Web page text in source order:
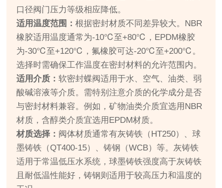
口径阀门压力等级相应降低。
适用温度范围：根据密封材质不同差异较大。NBR
橡胶适用温度通常为-10℃至+80℃，EPDM橡胶
为-30℃至+120℃，氟橡胶可达-20℃至+200℃。
选择时需确保工作温度在密封材料的允许范围内。
适用介质：软密封蝶阀适用于水、空气、油类、弱
酸碱溶液等介质。需特别注意介质的化学成分是否
与密封材料兼容。例如，矿物油类介质宜选用NBR
材质，含醇类介质宜选用EPDM材质。
材质选择： 阀体材质通常有灰铸铁（HT250）、球
墨铸铁（QT400-15）、铸钢（WCB）等。灰铸铁
适用于常温低压水系统，球墨铸铁强度高于灰铸铁
且耐低温性能好，铸钢则适用于较高压力和温度的